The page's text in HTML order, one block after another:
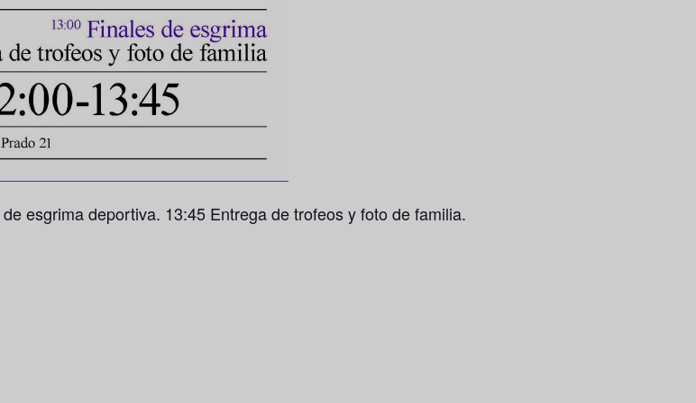
esgrima deportiva. 13:45 Entrega de trofeos y foto de familia.